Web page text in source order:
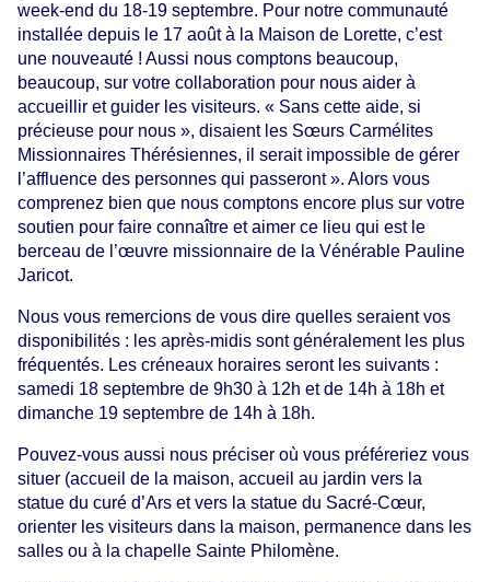
week-end du 18-19 septembre. Pour notre communauté
installée depuis le 17 août à la Maison de Lorette, c’est
une nouveauté ! Aussi nous comptons beaucoup,
beaucoup, sur votre collaboration pour nous aider à
accueillir et guider les visiteurs. « Sans cette aide, si
précieuse pour nous », disaient les Sœurs Carmélites
Missionnaires Thérésiennes, il serait impossible de gérer
l’affluence des personnes qui passeront ». Alors vous
comprenez bien que nous comptons encore plus sur votre
soutien pour faire connaître et aimer ce lieu qui est le
berceau de l’œuvre missionnaire de la Vénérable Pauline
Jaricot.
Nous vous remercions de vous dire quelles seraient vos
disponibilités : les après-midis sont généralement les plus
fréquentés. Les créneaux horaires seront les suivants :
samedi 18 septembre de 9h30 à 12h et de 14h à 18h et
dimanche 19 septembre de 14h à 18h.
Pouvez-vous aussi nous préciser où vous préféreriez vous
situer (accueil de la maison, accueil au jardin vers la
statue du curé d’Ars et vers la statue du Sacré-Cœur,
orienter les visiteurs dans la maison, permanence dans les
salles ou à la chapelle Sainte Philomène.